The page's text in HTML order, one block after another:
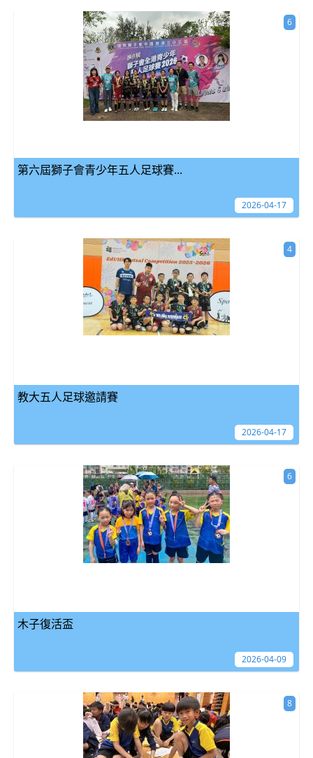
第六屆獅子會青少年五人足球賽...
6
2026-04-17
教大五人足球邀請賽
4
2026-04-17
木子復活盃
6
2026-04-09
8